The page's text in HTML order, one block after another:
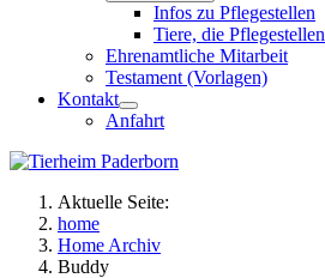
Infos zu Pflegestellen
Tiere, die
Ehrenamtliche Mitarbeit
Testament (Vorlagen)
Kontakt
Anfahrt
Aktuelle Seite:
home
Home Archiv
Buddy